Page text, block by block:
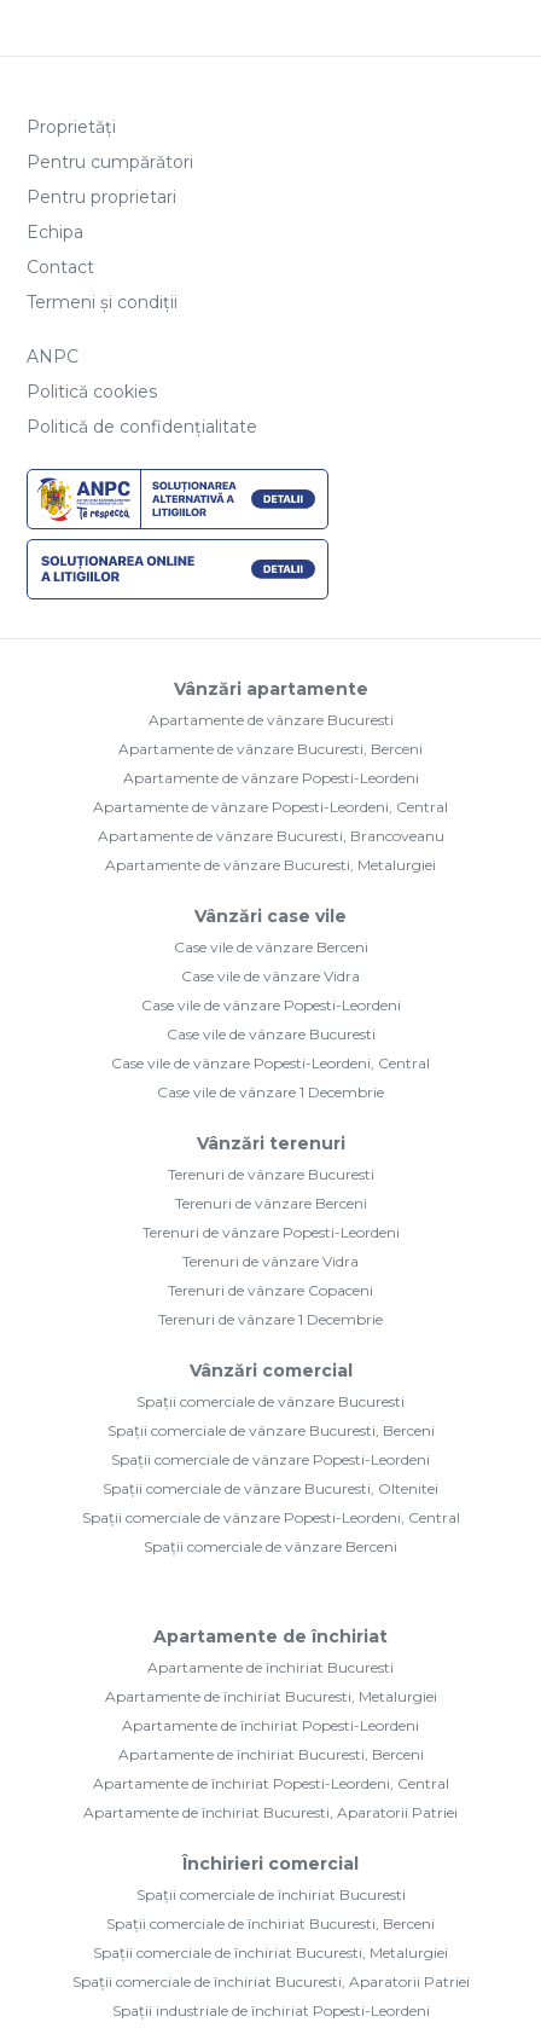
Proprietăți
Pentru cumpărători
Pentru proprietari
Echipa
Contact
Termeni și condiții
ANPC
Politică cookies
Politică de confidențialitate
Vânzări apartamente
Apartamente de vânzare Bucuresti
Apartamente de vânzare Bucuresti, Berceni
Apartamente de vânzare Popesti-Leordeni
Apartamente de vânzare Popesti-Leordeni, Central
Apartamente de vânzare Bucuresti, Brancoveanu
Apartamente de vânzare Bucuresti, Metalurgiei
Vânzări case vile
Case vile de vânzare Berceni
Case vile de vânzare Vidra
Case vile de vânzare Popesti-Leordeni
Case vile de vânzare Bucuresti
Case vile de vânzare Popesti-Leordeni, Central
Case vile de vânzare 1 Decembrie
Vânzări terenuri
Terenuri de vânzare Bucuresti
Terenuri de vânzare Berceni
Terenuri de vânzare Popesti-Leordeni
Terenuri de vânzare Vidra
Terenuri de vânzare Copaceni
Terenuri de vânzare 1 Decembrie
Vânzări comercial
Spații comerciale de vânzare Bucuresti
Spații comerciale de vânzare Bucuresti, Berceni
Spații comerciale de vânzare Popesti-Leordeni
Spații comerciale de vânzare Bucuresti, Oltenitei
Spații comerciale de vânzare Popesti-Leordeni, Central
Spații comerciale de vânzare Berceni
Apartamente de închiriat
Apartamente de închiriat Bucuresti
Apartamente de închiriat Bucuresti, Metalurgiei
Apartamente de închiriat Popesti-Leordeni
Apartamente de închiriat Bucuresti, Berceni
Apartamente de închiriat Popesti-Leordeni, Central
Apartamente de închiriat Bucuresti, Aparatorii Patriei
Închirieri comercial
Spații comerciale de închiriat Bucuresti
Spații comerciale de închiriat Bucuresti, Berceni
Spații comerciale de închiriat Bucuresti, Metalurgiei
Spații comerciale de închiriat Bucuresti, Aparatorii Patriei
Spații industriale de închiriat Popesti-Leordeni